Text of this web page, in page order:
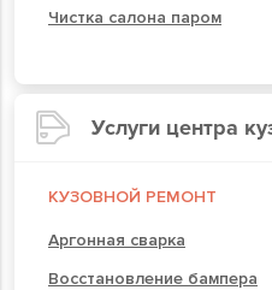
Чистка салона паром
Услуги центра
КУЗОВНОЙ РЕМОНТ
Аргонная сварка
Восстановление бампера